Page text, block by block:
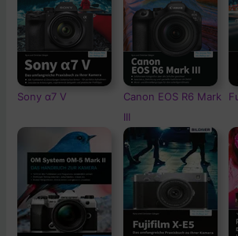
Sony α7 V
Canon EOS R6 Mark
III